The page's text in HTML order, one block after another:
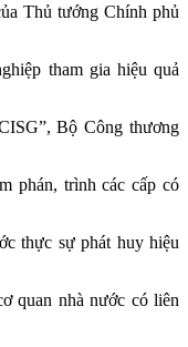
Thủ tướng Chính phủ
tham gia hiệu quả
Bộ Công thương
phán, trình các cấp có
thực sự phát huy hiệu
quan nhà nước có liên